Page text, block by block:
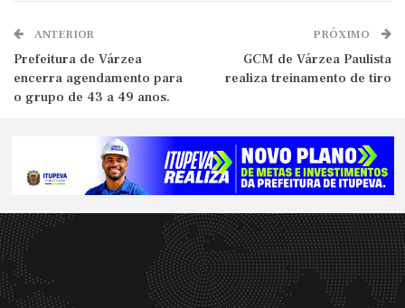
ANTERIOR
Prefeitura de Várzea
encerra agendamento para
o grupo de 43 a 49 anos.
PRÓXIMO
GCM de Várzea Paulista
realiza treinamento de tiro